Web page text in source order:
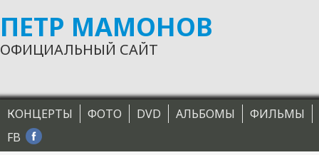
Перейти к основному содержанию
ПЕТР МАМОНОВ
ОФИЦИАЛЬНЫЙ САЙТ
Главное меню
КОНЦЕРТЫ ФОТО DVD АЛЬБОМЫ
ФИЛЬМЫ
FB